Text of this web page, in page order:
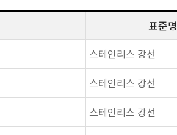
표준명
스테인리스 강선
스테인리스 강선
스테인리스 강선